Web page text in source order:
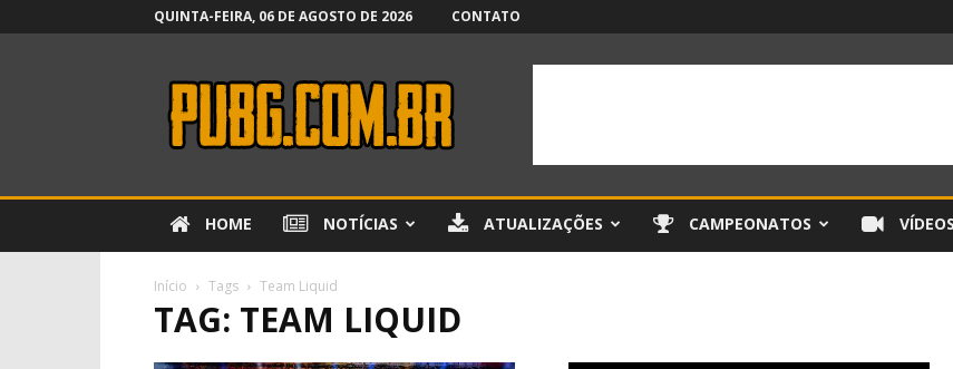
QUINTA-FEIRA, 06 DE AGOSTO DE 2026 CONTATO
PUBG.com.br
HOME NOTÍCIAS ATUALIZAÇÕES CAMPEONATOS VÍDEOS
Início Tags Team Liquid
TAG: TEAM LIQUID